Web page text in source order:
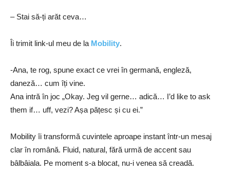
– Stai să-ți arăt ceva…
Îi trimit link-ul meu de la Mobility.
-Ana, te rog, spune exact ce vrei în germană, engleză,
daneză… cum îți vine.
Ana intră în joc „Okay. Jeg vil gerne… adică… I’d like to ask
them if… uff, vezi? Așa pățesc și cu ei.”
Mobility îi transformă cuvintele aproape instant într-un mesaj
clar în română. Fluid, natural, fără urmă de accent sau
bâlbâiala. Pe moment s-a blocat, nu-i venea să creadă.